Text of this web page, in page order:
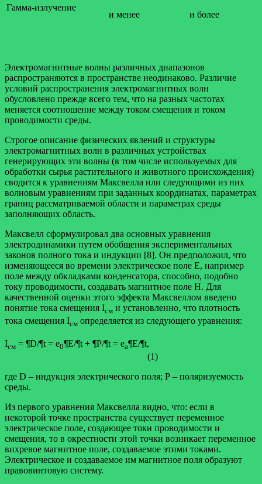
Гамма-излучение
и менее и более
Электромагнитные волны различных диапазонов
распространяются в пространстве неодинаково. Различие
условий распространения электромагнитных волн
обусловлено прежде всего тем, что на разных частотах
меняется соотношение между током смещения и током
проводимости среды.
Строгое описание физических явлений и структуры
электромагнитных волн в различных устройствах
генерирующих эти волны (в том числе используемых для
обработки сырья растительного и животного происхождения)
сводится к уравнениям Максвелла или следующими из них
волновым уравнениям при заданных координатах, параметрах
границ рассматриваемой области и параметрах среды
заполняющих область.
Максвелл сформулировал два основных уравнения
электродинамики путем обобщения экспериментальных
законов полного тока и индукции [8]. Он предположил, что
изменяющееся во времени электрическое поле Е, например
поле между обкладками конденсатора, способно, подобно
току проводимости, создавать магнитное поле Н. Для
качественной оценки этого эффекта Максвеллом введено
понятие тока смещения Iсм и установленно, что плотность
тока смещения Iсм определяется из следующего уравнения:
Iсм = ¶D/¶t = e0¶E/¶t + ¶P/¶t = ea¶E/¶t,
(1)
где D – индукция электрического поля; Р – поляризуемость
среды.
Из первого уравнения Максвелла видно, что: если в
некоторой точке пространства существует переменное
электрическое поле, создающее токи проводимости и
смещения, то в окрестности этой точки возникает переменное
вихревое магнитное поле, создаваемое этими токами.
Электрическое и создаваемое им магнитное поля образуют
правовинтовую систему.